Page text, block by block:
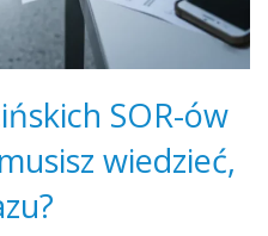
SOR-ów
wiedzieć,